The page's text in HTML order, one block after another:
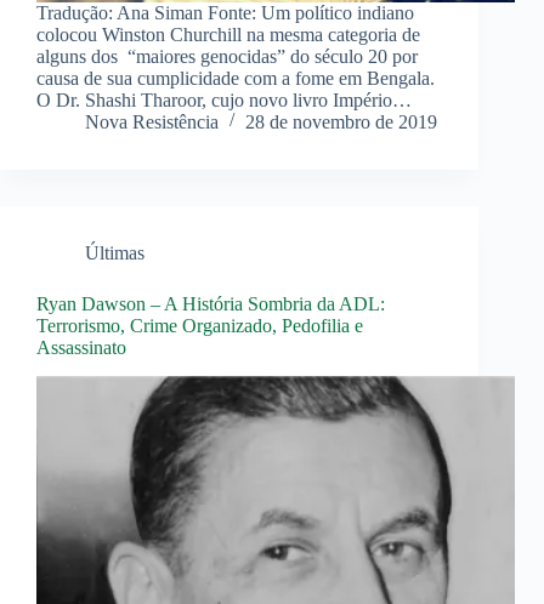
Tradução: Ana Siman Fonte: Um político indiano
colocou Winston Churchill na mesma categoria de
alguns dos “maiores genocidas” do século 20 por
causa de sua cumplicidade com a fome em Bengala.
O Dr. Shashi Tharoor, cujo novo livro Império…
Nova Resistência
28 de novembro de 2019
Últimas
Ryan Dawson – A História Sombria da ADL:
Terrorismo, Crime Organizado, Pedofilia e
Assassinato